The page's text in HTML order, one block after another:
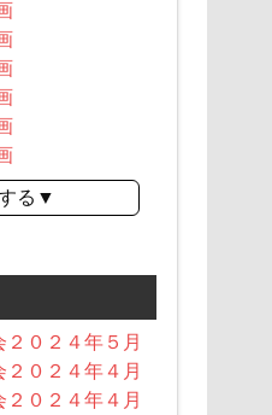
る▼
２０２４年５月
２０２４年４月
２０２４年４月